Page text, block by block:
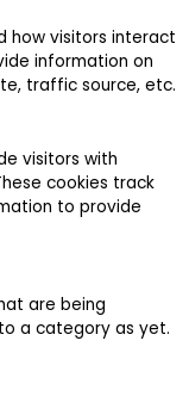
how visitors interact
information on
traffic source, etc.
visitors with
cookies track
to provide
are being
a category as yet.